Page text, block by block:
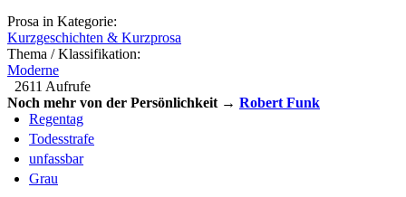
Prosa in Kategorie:
Kurzgeschichten & Kurzprosa
Thema / Klassifikation:
Moderne
2611 Aufrufe
Noch mehr von der Persönlichkeit → Robert Funk
Regentag
Todesstrafe
unfassbar
Grau